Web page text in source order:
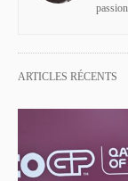
passion.
ARTICLES RÉCENTS